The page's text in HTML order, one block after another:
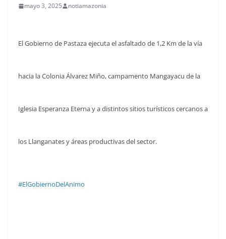
mayo 3, 2025 notiamazonia
El Gobierno de Pastaza ejecuta el asfaltado de 1,2 Km de la vía
hacia la Colonia Álvarez Miño, campamento Mangayacu de la
Iglesia Esperanza Eterna y a distintos sitios turísticos cercanos a
los Llanganates y áreas productivas del sector.
#ElGobiernoDelAnimo